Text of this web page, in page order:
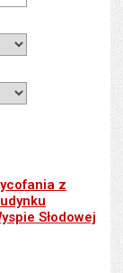
z realizacji
z
Słodowej